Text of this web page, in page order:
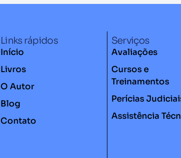
Links rápidos
Início
Livros
O Autor
Blog
Contato
Serviços
Avaliações
Cursos e
Treinamentos
Perícias
Assistência